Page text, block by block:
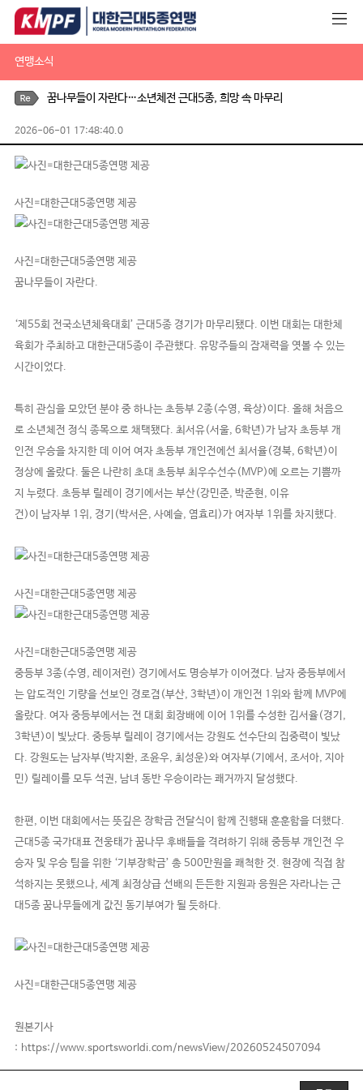
연맹소식
꿈나무들이 자란다…소년체전 근대5종, 희망 속 마무리
2026-06-01 17:48:40.0
사진=대한근대5종연맹 제공
사진=대한근대5종연맹 제공
꿈나무들이 자란다.
‘제55회 전국소년체육대회’ 근대5종 경기가 마무리됐다. 이번 대회는 대한체
육회가 주최하고 대한근대5종이 주관했다. 유망주들의 잠재력을 엿볼 수 있는
시간이었다.
특히 관심을 모았던 분야 중 하나는 초등부 2종(수영, 육상)이다. 올해 처음으
로 소년체전 정식 종목으로 채택됐다. 최서유(서울, 6학년)가 남자 초등부 개
인전 우승을 차지한 데 이어 여자 초등부 개인전에선 최서율(경북, 6학년)이
정상에 올랐다. 둘은 나란히 초대 초등부 최우수선수(MVP)에 오르는 기쁨까
지 누렸다. 초등부 릴레이 경기에서는 부산(강민준, 박준현, 이유
건)이 남자부 1위, 경기(박서은, 사예슬, 염효리)가 여자부 1위를 차지했다.
사진=대한근대5종연맹 제공
사진=대한근대5종연맹 제공
중등부 3종(수영, 레이저런) 경기에서도 명승부가 이어졌다. 남자 중등부에서
는 압도적인 기량을 선보인 경로겸(부산, 3학년)이 개인전 1위와 함께 MVP에
올랐다. 여자 중등부에서는 전 대회 회장배에 이어 1위를 수성한 김서율(경기,
3학년)이 빛났다. 중등부 릴레이 경기에서는 강원도 선수단의 집중력이 빛났
다. 강원도는 남자부(박지환, 조윤우, 최성운)와 여자부(기에서, 조서아, 지아
민) 릴레이를 모두 석권, 남녀 동반 우승이라는 쾌거까지 달성했다.
한편, 이번 대회에서는 뜻깊은 장학금 전달식이 함께 진행돼 훈훈함을 더했다.
근대5종 국가대표 전웅태가 꿈나무 후배들을 격려하기 위해 중등부 개인전 우
승자 및 우승 팀을 위한 ‘기부장학금’ 총 500만원을 쾌척한 것. 현장에 직접 참
석하지는 못했으나, 세계 최정상급 선배의 든든한 지원과 응원은 자라나는 근
대5종 꿈나무들에게 값진 동기부여가 될 듯하다.
사진=대한근대5종연맹 제공
원본기사
: https://www.sportsworldi.com/newsView/20260524507094